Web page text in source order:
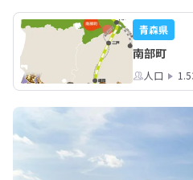
青森県
南部町
人口